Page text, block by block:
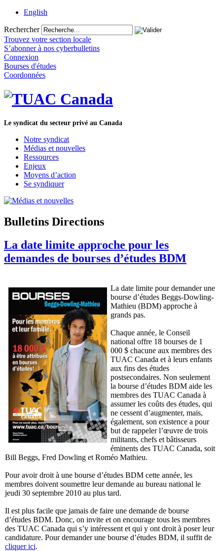
English
Rechercher
Trouvez votre section locale
S’abonner à nos cyberbulletins
Connexion
Bourses d'études
Coordonnées
Le syndicat du secteur privé au Canada
Notre syndicat
Médias et nouvelles
Ressources
Enjeux
Moyens d’action
Se syndiquer
Bulletins Directions
La date limite approche pour les
demandes de bourses d’études BDM
La date limite pour demander une
bourse d’études Beggs-Dowling-
Mathieu (BDM) approche à
grands pas.
Chaque année, le Conseil
national offre 18 bourses de 1
000 $ chacune aux membres des
TUAC Canada et à leurs enfants
aux fins des études
postsecondaires. Non seulement
la bourse d’études BDM aide les
membres des TUAC Canada à
assumer les coûts des études, qui
ne cessent d’augmenter, mais,
également, son existence a pour
but de rappeler l’œuvre de trois
militants, chefs et bâtisseurs
éminents des TUAC Canada, soit
Bill Beggs, Fred Dowling et Roméo Mathieu.
Pour avoir droit à une bourse d’études BDM cette année, les
membres doivent soumettre leur demande au bureau national le
jeudi 30 septembre 2010 au plus tard.
Il est plus facile que jamais de faire une demande de bourse
d’études BDM. Donc, on invite et on encourage tous les membres
des TUAC Canada qui s’y intéressent et qui y ont droit à poser leur
candidature. Pour demander une bourse d’études BDM, il suffit de
cliquer ici.